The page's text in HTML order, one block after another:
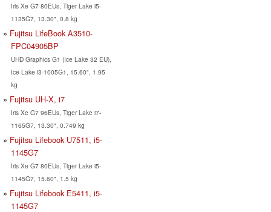
Iris Xe G7 80EUs, Tiger Lake i5-
1135G7, 13.30", 0.8 kg
Fujitsu LifeBook A3510-
FPC04905BP
UHD Graphics G1 (Ice Lake 32 EU),
Ice Lake i3-1005G1, 15.60", 1.95
kg
Fujitsu UH-X, i7
Iris Xe G7 96EUs, Tiger Lake i7-
1165G7, 13.30", 0.749 kg
Fujitsu Lifebook U7511, i5-
1145G7
Iris Xe G7 80EUs, Tiger Lake i5-
1145G7, 15.60", 1.5 kg
Fujitsu Lifebook E5411, i5-
1145G7